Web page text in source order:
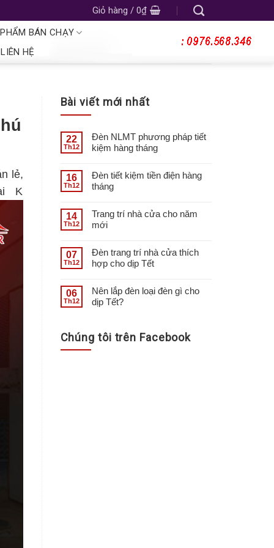
Giỏ hàng / 0₫
BÁN CHẠY
LIÊN HỆ
lẻ,
K
Bài viết mới nhất
22
Th12
Đèn NLMT phương pháp tiết
kiệm hàng tháng
16
Th12
Đèn tiết kiệm tiền điện hàng
tháng
14
Th12
Trang trí nhà cửa cho năm
mới
07
Th12
Đèn trang trí nhà cửa thích
hợp cho dịp Tết
06
Th12
Nên lắp đèn loại đèn gì cho
dịp Tết?
Chúng tôi trên Facebook